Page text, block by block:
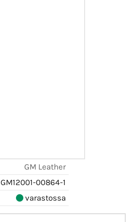
GM Leather
GM12001-00864-1
varastossa